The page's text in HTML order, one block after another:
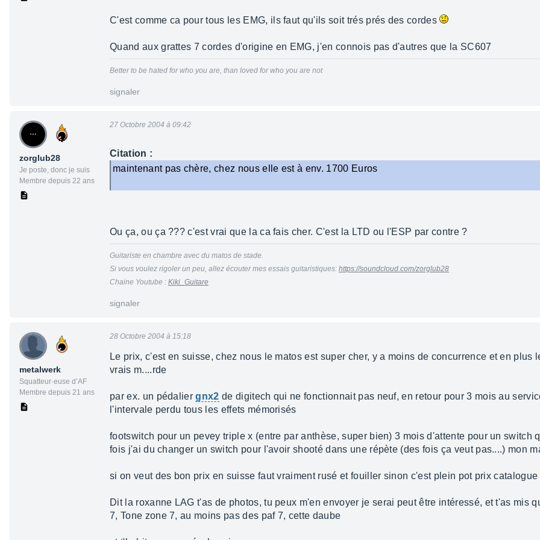
C'est comme ca pour tous les EMG, ils faut qu'ils soit trés prés des cordes
Quand aux grattes 7 cordes d'origine en EMG, j'en connois pas d'autres que la SC607
Better to be hated for who you are, than loved for who you are not
signaler
zorglub28
Je poste, donc je suis
Membre depuis 22 ans
27 Octobre 2004 à 09:42
Citation :
maintenant pas chère, chez nous elle est à env. 1700 Euros
Ou ça, ou ça ??? c'est vrai que la ca fais cher. C'est la LTD ou l'ESP par contre ?
Guitariste en chambre avec du matos de stade.
Si vous voulez rigoler un peu, allez écouter mes essais guitaristiques: https://soundcloud.com/zorglub28
Chaine Youtube : Kiki_Guitare
signaler
metalwerk
Squatteur·euse d’AF
Membre depuis 21 ans
28 Octobre 2004 à 15:18
Le prix, c'est en suisse, chez nous le matos est super cher, y a moins de concurrence et en plus
vrais m....rde
par ex. un pédaliergnx2 de digitech qui ne fonctionnait pas neuf, en retour pour 3 mois au
l'intervale perdu tous les effets mémorisés
footswitch pour un pevey triple x (entre par anthèse, super bien) 3 mois d'attente pour un switch
fois j'ai du changer un switch pour l'avoir shooté dans une répète (des fois ça veut pas....) mon
si on veut des bon prix en suisse faut vraiment rusé et fouiller sinon c'est plein pot prix catalogue
Dit la roxanne LAG t'as de photos, tu peux m'en envoyer je serai peut être intéressé, et t'as mis
7, Tone zone 7, au moins pas des paf 7, cette daube